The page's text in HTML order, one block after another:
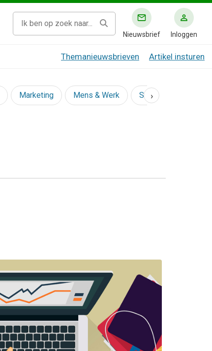
Nieuwsbrief Inloggen
Themanieuwsbrieven Artikel insturen
Marketing Mens & Werk Social
›